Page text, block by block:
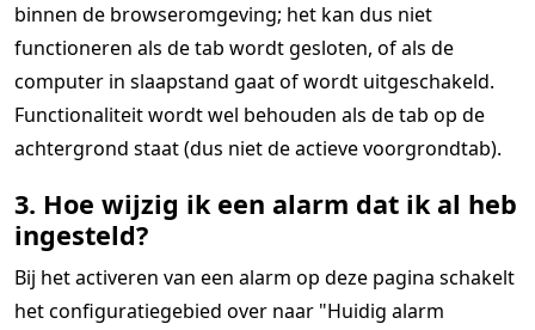
binnen de browseromgeving; het kan dus niet
functioneren als de tab wordt gesloten, of als de
computer in slaapstand gaat of wordt uitgeschakeld.
Functionaliteit wordt wel behouden als de tab op de
achtergrond staat (dus niet de actieve voorgrondtab).
3. Hoe wijzig ik een alarm dat ik al heb
ingesteld?
Bij het activeren van een alarm op deze pagina schakelt
het configuratiegebied over naar "Huidig alarm